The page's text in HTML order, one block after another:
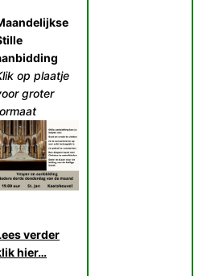
op plaatje
groter
verder
hier…